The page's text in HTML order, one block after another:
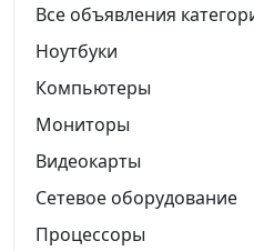
Все объявления
Ноутбуки
Компьютеры
Мониторы
Видеокарты
Сетевое оборудование
Процессоры